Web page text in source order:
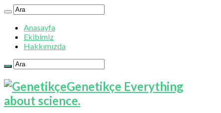
Anasayfa
Ekibimiz
Hakkımızda
Genetikçe Everything
about science.